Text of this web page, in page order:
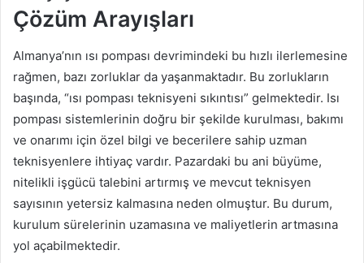
Çözüm Arayışları
Almanya’nın ısı pompası devrimindeki bu hızlı ilerlemesine
rağmen, bazı zorluklar da yaşanmaktadır. Bu zorlukların
başında, “ısı pompası teknisyeni sıkıntısı” gelmektedir. Isı
pompası sistemlerinin doğru bir şekilde kurulması, bakımı
ve onarımı için özel bilgi ve becerilere sahip uzman
teknisyenlere ihtiyaç vardır. Pazardaki bu ani büyüme,
nitelikli işgücü talebini artırmış ve mevcut teknisyen
sayısının yetersiz kalmasına neden olmuştur. Bu durum,
kurulum sürelerinin uzamasına ve maliyetlerin artmasına
yol açabilmektedir.